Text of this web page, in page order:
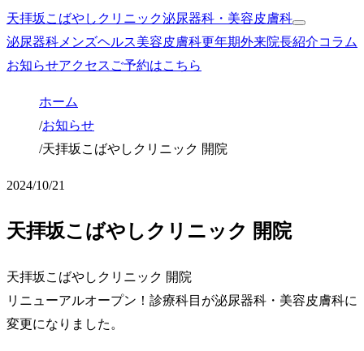
天拝坂こばやしクリニック泌尿器科・美容皮膚科
泌尿器科 メンズヘルス美容皮膚科更年期外来院長紹介コラム
お知らせアクセス ご予約はこちら
ホーム
/お知らせ
/天拝坂こばやしクリニック 開院
2024/10/21
天拝坂こばやしクリニック 開院
天拝坂こばやしクリニック 開院
リニューアルオープン！診療科目が泌尿器科・美容皮膚科に
変更になりました。